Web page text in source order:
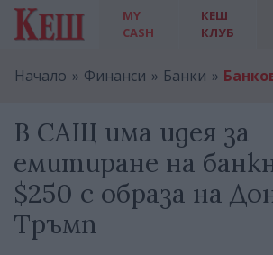
MY
CASH
КЕШ
КЛУБ
Начало Финанси Банки
В САЩ има идея за
емитиране на
$250 с образа на
Тръмп